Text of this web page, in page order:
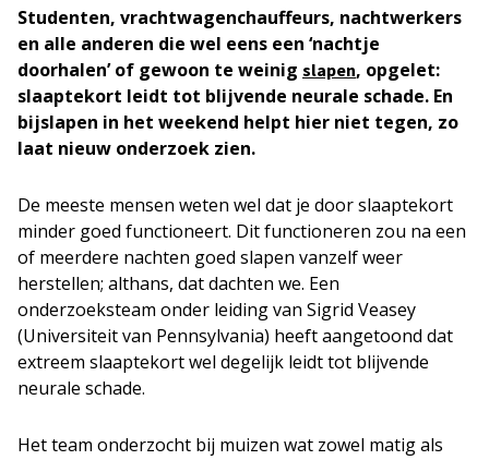
Studenten, vrachtwagenchauffeurs, nachtwerkers
en alle anderen die wel eens een ‘nachtje
doorhalen’ of gewoon te weinig slapen, opgelet:
slaaptekort leidt tot blijvende neurale schade. En
bijslapen in het weekend helpt hier niet tegen, zo
laat nieuw onderzoek zien.
De meeste mensen weten wel dat je door slaaptekort
minder goed functioneert. Dit functioneren zou na een
of meerdere nachten goed slapen vanzelf weer
herstellen; althans, dat dachten we. Een
onderzoeksteam onder leiding van Sigrid Veasey
(Universiteit van Pennsylvania) heeft aangetoond dat
extreem slaaptekort wel degelijk leidt tot blijvende
neurale schade.
Het team onderzocht bij muizen wat zowel matig als